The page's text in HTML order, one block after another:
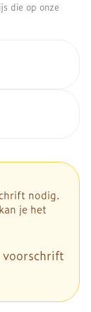
die op onze
nodig.
je het